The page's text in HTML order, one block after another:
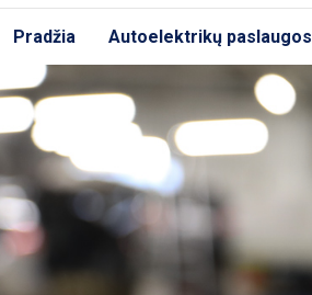
Pradžia Autoelektrikų paslaugos